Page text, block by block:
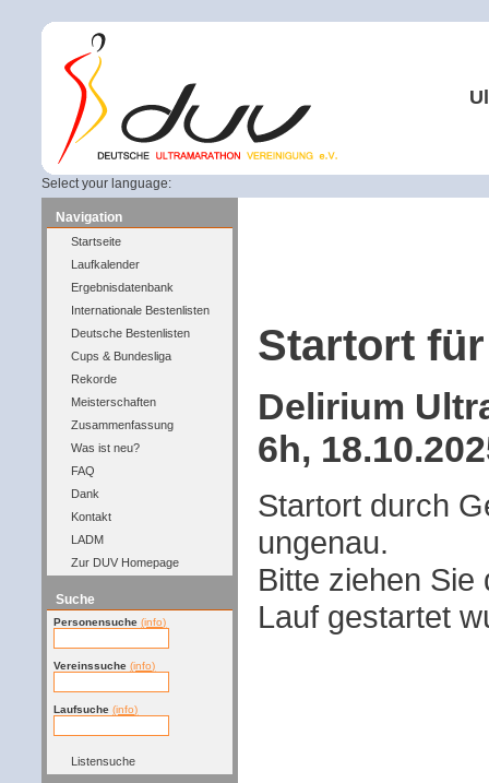
Select your language:
Navigation
Startseite
Laufkalender
Ergebnisdatenbank
Internationale Bestenlisten
Deutsche Bestenlisten
Cups & Bundesliga
Rekorde
Meisterschaften
Zusammenfassung
Was ist neu?
FAQ
Dank
Kontakt
LADM
Zur DUV Homepage
Suche
Personensuche (info)
Vereinssuche (info)
Laufsuche (info)
Listensuche
Startort für
Delirium
6h,
Startort durch
ungenau.
Bitte ziehen
Lauf gestartet